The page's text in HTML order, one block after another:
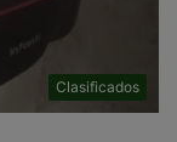
Clasificados